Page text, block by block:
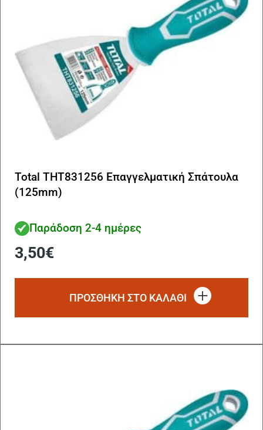
Total THT831256 Επαγγελματική Σπάτουλα
(125mm)
Παράδοση 2-4 ημέρες
3,50€
ΠΡΟΣΘΗΚΗ ΣΤΟ ΚΑΛΑΘΙ